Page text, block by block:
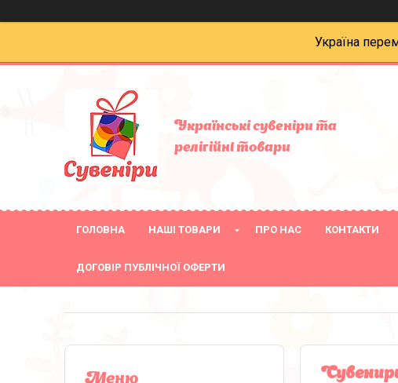
Україна
Українські сувеніри та
релігійнi товари
ГОЛОВНА НАШІ ТОВАРИ ПРО НАС КОНТАКТИ
ДОГОВІР ПУБЛІЧНОЇ ОФЕРТИ